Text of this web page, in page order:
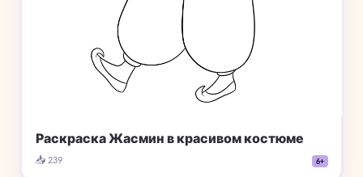
Раскраска Жасмин в красивом костюме
📥 239 6+